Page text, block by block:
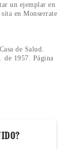
un ejemplar en
en Monserrate
de Salud.
de 1957. Página